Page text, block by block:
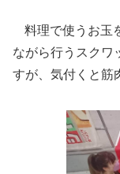
料理で使うお玉
ながら行うスクワ
すが、気付くと筋